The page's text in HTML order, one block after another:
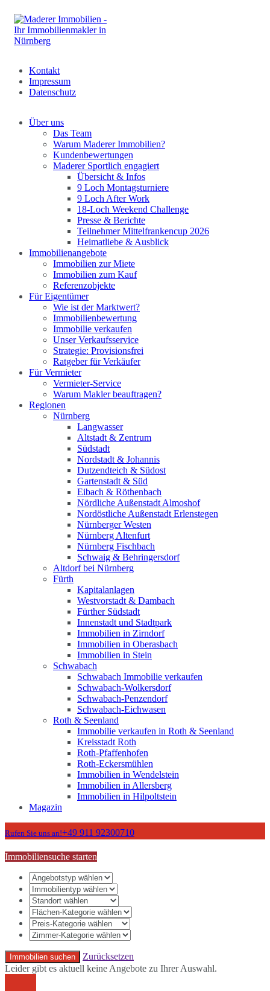
Kontakt
Impressum
Datenschutz
Über uns
Das Team
Warum Maderer Immobilien?
Kundenbewertungen
Maderer Sportlich engagiert
Übersicht & Infos
9 Loch Montagsturniere
9 Loch After Work
18-Loch Weekend Challenge
Presse & Berichte
Teilnehmer Mittelfrankencup 2026
Heimatliebe & Ausblick
Immobilienangebote
Immobilien zur Miete
Immobilien zum Kauf
Referenzobjekte
Für Eigentümer
Wie ist der Marktwert?
Immobilienbewertung
Immobilie verkaufen
Unser Verkaufsservice
Strategie: Provisionsfrei
Ratgeber für Verkäufer
Für Vermieter
Vermieter-Service
Warum Makler beauftragen?
Regionen
Nürnberg
Langwasser
Altstadt & Zentrum
Südstadt
Nordstadt & Johannis
Dutzendteich & Südost
Gartenstadt & Süd
Eibach & Röthenbach
Nördliche Außenstadt Almoshof
Nordöstliche Außenstadt Erlenstegen
Nürnberger Westen
Nürnberg Altenfurt
Nürnberg Fischbach
Schwaig & Behringersdorf
Altdorf bei Nürnberg
Fürth
Kapitalanlagen
Westvorstadt & Dambach
Fürther Südstadt
Innenstadt und Stadtpark
Immobilien in Zirndorf
Immobilien in Oberasbach
Immobilien in Stein
Schwabach
Schwabach Immobilie verkaufen
Schwabach-Wolkersdorf
Schwabach-Penzendorf
Schwabach-Eichwasen
Roth & Seenland
Immobilie verkaufen in Roth & Seenland
Kreisstadt Roth
Roth-Pfaffenhofen
Roth-Eckersmühlen
Immobilien in Wendelstein
Immobilien in Allersberg
Immobilien in Hilpoltstein
Magazin
Rufen Sie uns an!+49 911 92300710
Immobiliensuche starten
Immobilien suchen
Zurücksetzen
Leider gibt es aktuell keine Angebote zu Ihrer Auswahl.